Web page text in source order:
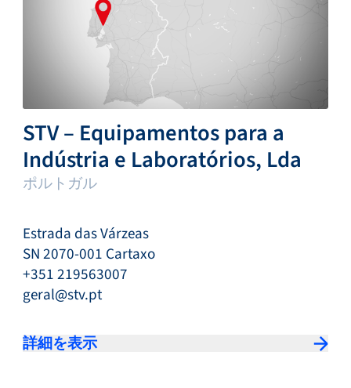
STV – Equipamentos para a
Indústria e Laboratórios, Lda
ポルトガル
Estrada das Várzeas
SN 2070-001 Cartaxo
+351 219563007
geral@stv.pt
詳細を表示